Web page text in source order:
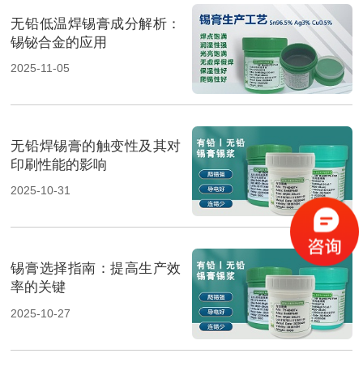
无铅低温焊锡膏成分解析：
锡铋合金的应用
2025-11-05
无铅焊锡膏的触变性及其对
印刷性能的影响
2025-10-31
锡膏选择指南：提高生产效
率的关键
2025-10-27